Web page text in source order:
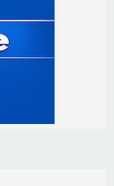
à Cruculi le
une